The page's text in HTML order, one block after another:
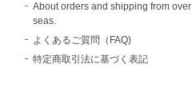
About orders and shipping from over
seas.
よくあるご質問（FAQ)
特定商取引法に基づく表記